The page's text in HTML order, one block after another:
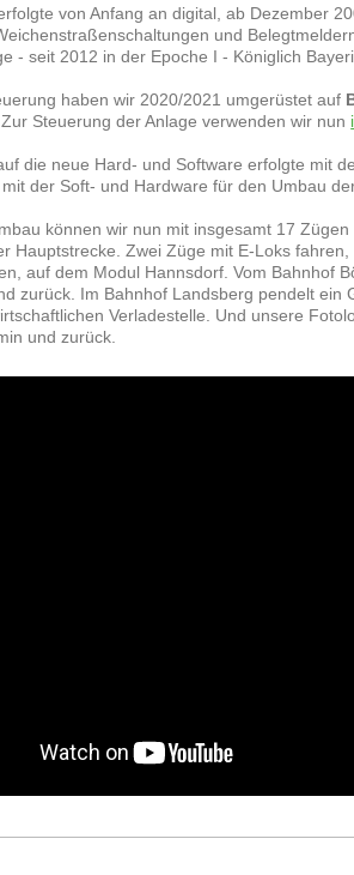
von Anfang an digital, ab Dezember
und
- seit 2012 in der Epoche I - Königlich
haben wir 2020/2021 umgerüstet auf
. Zur Steuerung der Anlage verwenden wir nun
die neue Hard- und Software erfolgte mit
der Soft- und Hardware für den Umbau
können wir nun mit insgesamt 17
Hauptstrecke. Zwei Züge mit E-Loks
auf dem Modul Hannsdorf. Vom Bahnhof
zurück. Im Bahnhof Landsberg pendelt ein
Verladestelle. Und unsere
und zurück.